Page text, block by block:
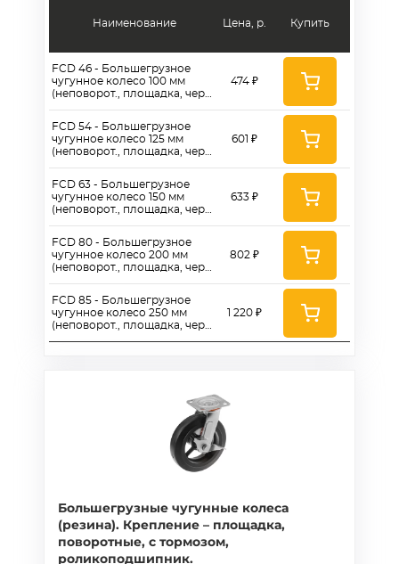
Наименование
FCD 46 - Большегрузное
чугунное колесо 100 мм
(неповорот., площадка, черн.
FCD 54 - Большегрузное
чугунное колесо 125 мм
(неповорот., площадка, черн.
FCD 63 - Большегрузное
чугунное колесо 150 мм
(неповорот., площадка, черн.
FCD 80 - Большегрузное
чугунное колесо 200 мм
(неповорот., площадка, черн.
FCD 85 - Большегрузное
чугунное колесо 250 мм
(неповорот., площадка, черн.
Цена, р.
474 ₽
601 ₽
633 ₽
802 ₽
1 220 ₽
Купить
Большегрузные чугунные колеса
(резина). Крепление – площадка,
поворотные, с тормозом,
роликоподшипник.